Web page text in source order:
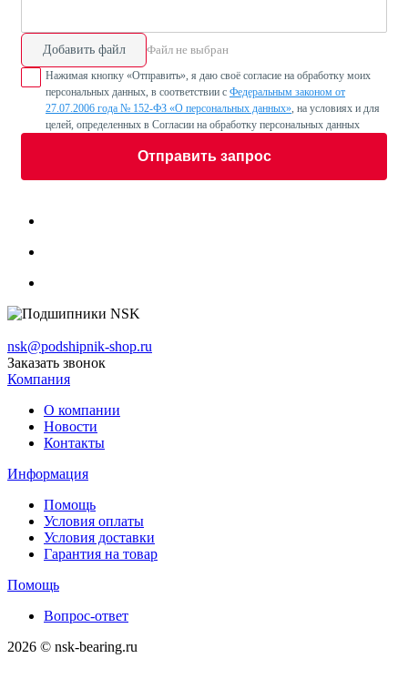
Добавить файл Файл не выбран
Нажимая кнопку «Отправить», я даю своё согласие на обработку моих
персональных данных, в соответствии с Федеральным законом от
27.07.2006 года № 152-ФЗ «О персональных данных», на условиях и для
целей, определенных в Согласии на обработку персональных данных
Отправить запрос
nsk@podshipnik-shop.ru
Заказать звонок
Компания
О компании
Новости
Контакты
Информация
Помощь
Условия оплаты
Условия доставки
Гарантия на товар
Помощь
Вопрос-ответ
2026 © nsk-bearing.ru